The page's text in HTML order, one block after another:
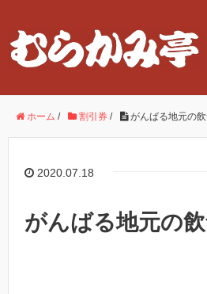
ホーム / 割引券 / がんばる地元の
2020.07.18
がんばる地元の